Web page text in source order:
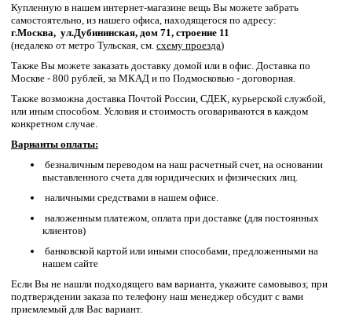
Купленную в нашем интернет-магазине вещь Вы можете забрать
самостоятельно, из нашего офиса, находящегося по адресу:
г.Москва, ул.Дубининская, дом 71, строение 11
(недалеко от метро Тульская, см. схему проезда)
Также Вы можете заказать доставку домой или в офис. Доставка по
Москве - 800 рублей, за МКАД и по Подмосковью - договорная.
Также возможна доставка Почтой России, СДЕК, курьерской службой,
или иным способом. Условия и стоимость оговариваются в каждом
конкретном случае.
Варианты оплаты:
безналичным переводом на наш расчетный счет, на основании
выставленного счета для юридических и физических лиц.
наличными средствами в нашем офисе.
наложенным платежом, оплата при доставке (для постоянных
клиентов)
банковской картой или иными способами, предложенными на
нашем сайте
Если Вы не нашли подходящего вам варианта, укажите самовывоз; при
подтверждении заказа по телефону наш менеджер обсудит с вами
приемлемый для Вас вариант.